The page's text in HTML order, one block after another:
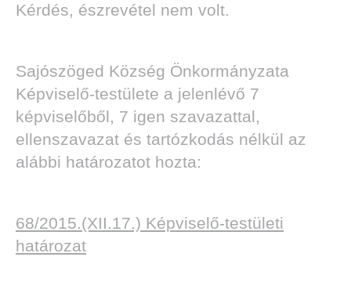
Kérdés, észrevétel nem volt.
Sajószöged Község Önkormányzata
Képviselő-testülete a jelenlévő 7
képviselőből, 7 igen szavazattal,
ellenszavazat és tartózkodás nélkül az
alábbi határozatot hozta:
68/2015.(XII.17.) Képviselő-testületi
határozat